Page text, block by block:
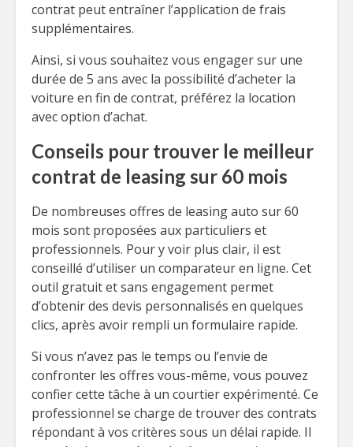
contrat peut entraîner l’application de frais
supplémentaires.
Ainsi, si vous souhaitez vous engager sur une
durée de 5 ans avec la possibilité d’acheter la
voiture en fin de contrat, préférez la location
avec option d’achat.
Conseils pour trouver le meilleur
contrat de leasing sur 60 mois
De nombreuses offres de leasing auto sur 60
mois sont proposées aux particuliers et
professionnels. Pour y voir plus clair, il est
conseillé d’utiliser un comparateur en ligne. Cet
outil gratuit et sans engagement permet
d’obtenir des devis personnalisés en quelques
clics, après avoir rempli un formulaire rapide.
Si vous n’avez pas le temps ou l’envie de
confronter les offres vous-même, vous pouvez
confier cette tâche à un courtier expérimenté. Ce
professionnel se charge de trouver des contrats
répondant à vos critères sous un délai rapide. Il